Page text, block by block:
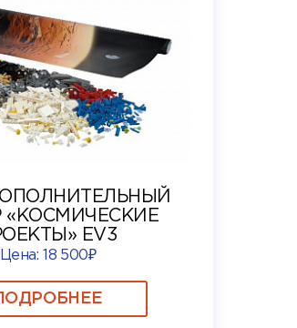
«КОСМИЧЕСКИЕ
EV3
Цена: 18 500₽
ПОДРОБНЕЕ